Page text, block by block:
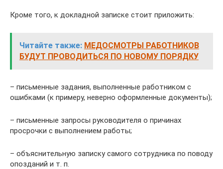
Кроме того, к докладной записке стоит приложить:
Читайте также: МЕДОСМОТРЫ РАБОТНИКОВ
БУДУТ ПРОВОДИТЬСЯ ПО НОВОМУ ПОРЯДКУ
– письменные задания, выполненные работником с
ошибками (к примеру, неверно оформленные документы);
– письменные запросы руководителя о причинах
просрочки с выполнением работы;
– объяснительную записку самого сотрудника по поводу
опозданий и т. п.